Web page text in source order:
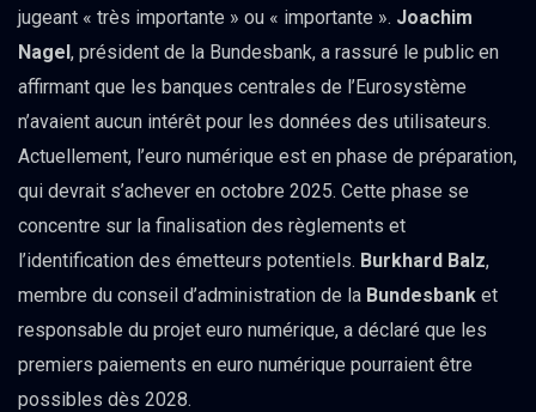
jugeant « très importante » ou « importante ». Joachim
Nagel, président de la Bundesbank, a rassuré le public en
affirmant que les banques centrales de l’Eurosystème
n’avaient aucun intérêt pour les données des utilisateurs.
Actuellement, l’euro numérique est en phase de préparation,
qui devrait s’achever en octobre 2025. Cette phase se
concentre sur la finalisation des règlements et
l’identification des émetteurs potentiels. Burkhard Balz,
membre du conseil d’administration de la Bundesbank et
responsable du projet euro numérique, a déclaré que les
premiers paiements en euro numérique pourraient être
possibles dès 2028.